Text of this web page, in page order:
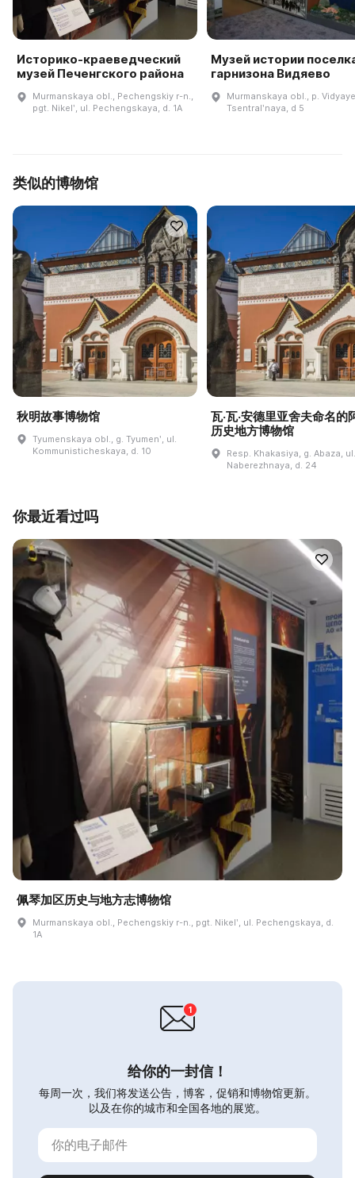
Историко-краеведческий
музей Печенгского района
Murmanskaya obl., Pechengskiy r-n.,
pgt. Nikelʹ, ul. Pechengskaya, d. 1A
Музей истории
гарнизона Видяево
Murmanskaya obl., p.
Tsentralʹnaya, d 5
类似的博物馆
秋明故事博物馆
Tyumenskaya obl., g. Tyumenʹ, ul.
Kommunisticheskaya, d. 10
瓦·瓦·安德里亚舍夫命名的
历史地方博物馆
Resp. Khakasiya, g. Abaza, ul.
Naberezhnaya, d. 24
你最近看过吗
佩琴加区历史与地方志博物馆
Murmanskaya obl., Pechengskiy r-n., pgt. Nikelʹ, ul. Pechengskaya, d.
1A
给你的一封信！
每周一次，我们将发送公告，博客，促销和博物馆更新。
以及在你的城市和全国各地的展览。